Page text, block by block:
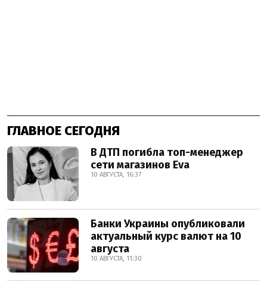
ГЛАВНОЕ СЕГОДНЯ
В ДТП погибла топ-менеджер
сети магазинов Eva
10 АВГУСТА, 16:37
Банки Украины опубликовали
актуальный курс валют на 10
августа
10 АВГУСТА, 11:30